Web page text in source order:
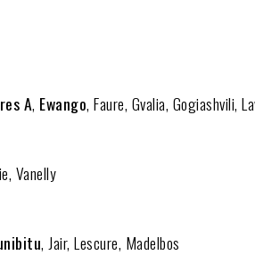
A, Ewango, Faure, Gvalia, Gogiashvili,
Vanelly
, Jair, Lescure, Madelbos